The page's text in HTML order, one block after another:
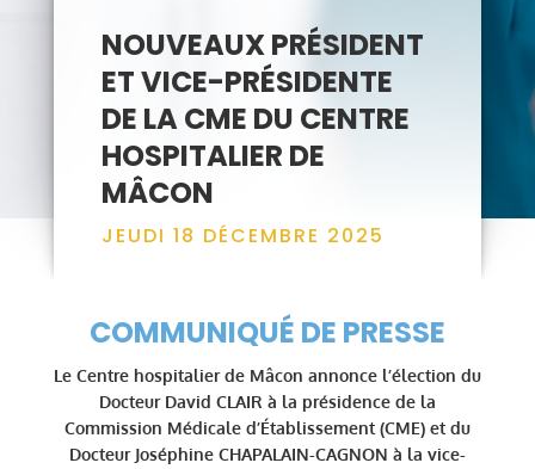
NOUVEAUX PRÉSIDENT
ET VICE-PRÉSIDENTE
DE LA CME DU CENTRE
HOSPITALIER DE
MÂCON
JEUDI 18 DÉCEMBRE 2025
COMMUNIQUÉ DE PRESSE
Le Centre hospitalier de Mâcon annonce l’élection du
Docteur David CLAIR à la présidence de la
Commission Médicale d’Établissement (CME) et du
Docteur Joséphine CHAPALAIN-CAGNON à la vice-